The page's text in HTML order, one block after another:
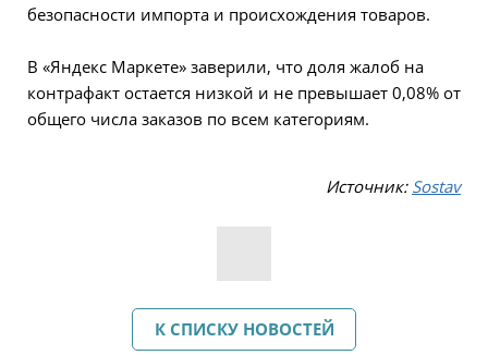
безопасности импорта и происхождения товаров.
В «Яндекс Маркете» заверили, что доля жалоб на
контрафакт остается низкой и не превышает 0,08% от
общего числа заказов по всем категориям.
Источник: Sostav
К СПИСКУ НОВОСТЕЙ